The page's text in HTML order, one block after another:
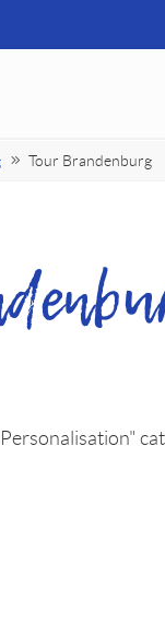
Tour Brandenburg